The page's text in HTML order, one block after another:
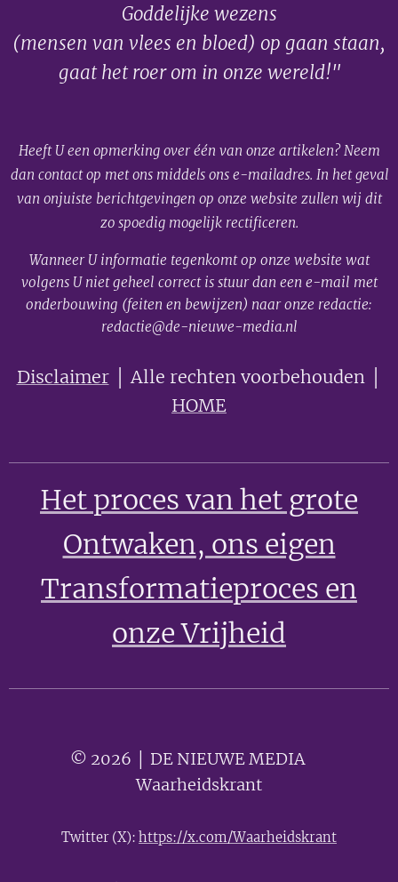
Goddelijke wezens
(mensen van vlees en bloed) op gaan staan,
gaat het roer om in onze wereld!"
Heeft U een opmerking over één van onze artikelen? Neem
dan contact op met ons middels ons e-mailadres. In het geval
van onjuiste berichtgevingen op onze website zullen wij dit
zo spoedig mogelijk rectificeren.
Wanneer U informatie tegenkomt op onze website wat
volgens U niet geheel correct is stuur dan een e-mail met
onderbouwing (feiten en bewijzen) naar onze redactie:
redactie@de-nieuwe-media.nl
Disclaimer│ Alle rechten voorbehouden │
HOME
Het proces van het grote
Ontwaken, ons eigen
Transformatieproces en
onze Vrijheid
© 2026 │ DE NIEUWE MEDIA 🟣
Waarheidskrant
Twitter (X): https://x.com/Waarheidskrant